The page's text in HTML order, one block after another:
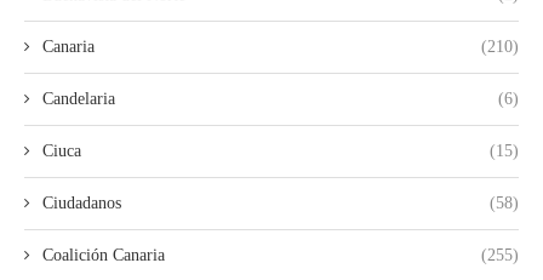
Canaria (210)
Candelaria (6)
Ciuca (15)
Ciudadanos (58)
Coalición Canaria (255)